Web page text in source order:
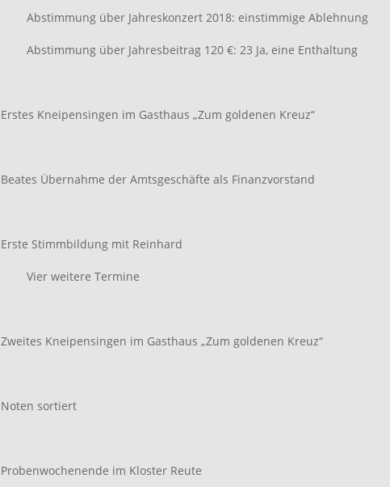
Abstimmung über Jahreskonzert 2018: einstimmige Ablehnung
Abstimmung über Jahresbeitrag 120 €: 23 Ja, eine Enthaltung
Erstes Kneipensingen im Gasthaus „Zum goldenen Kreuz“
Beates Übernahme der Amtsgeschäfte als Finanzvorstand
Erste Stimmbildung mit Reinhard
Vier weitere Termine
Zweites Kneipensingen im Gasthaus „Zum goldenen Kreuz“
Noten sortiert
Probenwochenende im Kloster Reute